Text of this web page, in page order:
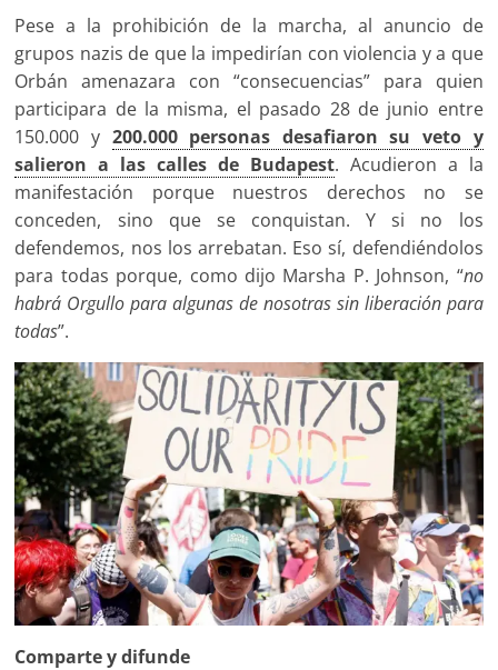
Pese a la prohibición de la marcha, al anuncio de
grupos nazis de que la impedirían con violencia y a que
Orbán amenazara con “consecuencias” para quien
participara de la misma, el pasado 28 de junio entre
150.000 y 200.000 personas desafiaron su veto y
salieron a las calles de Budapest. Acudieron a la
manifestación porque nuestros derechos no se
conceden, sino que se conquistan. Y si no los
defendemos, nos los arrebatan. Eso sí, defendiéndolos
para todas porque, como dijo Marsha P. Johnson, “no
habrá Orgullo para algunas de nosotras sin liberación para
todas”.
Comparte y difunde